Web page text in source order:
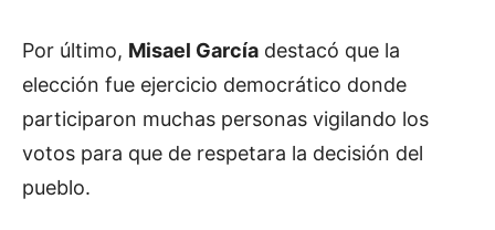
Por último, Misael García destacó que la
elección fue ejercicio democrático donde
participaron muchas personas vigilando los
votos para que de respetara la decisión del
pueblo.